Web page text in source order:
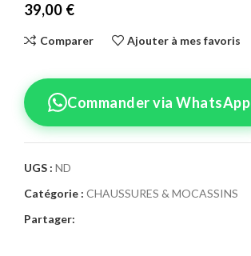
39,00 €
Comparer Ajouter à mes favoris
Commander via WhatsApp
UGS : ND
Catégorie : CHAUSSURES & MOCASSINS
Partager: